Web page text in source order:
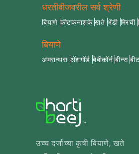
धरतीबीजवरील सर्व श्रेणी
बियाणे कीटकनाशके खते भेंडी मिरची
बियाणे
अमरान्थस अ‍ॅशगॉर्ड बेबीकॉर्न बीन्स
उच्च दर्जाच्या कृषी बियाणे, खते